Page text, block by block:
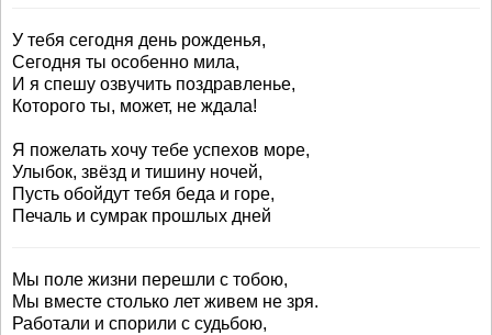
У тебя сегодня день рожденья,
Сегодня ты особенно мила,
И я спешу озвучить поздравленье,
Которого ты, может, не ждала!
Я пожелать хочу тебе успехов море,
Улыбок, звёзд и тишину ночей,
Пусть обойдут тебя беда и горе,
Печаль и сумрак прошлых дней
Мы поле жизни перешли с тобою,
Мы вместе столько лет живем не зря.
Работали и спорили с судьбою,